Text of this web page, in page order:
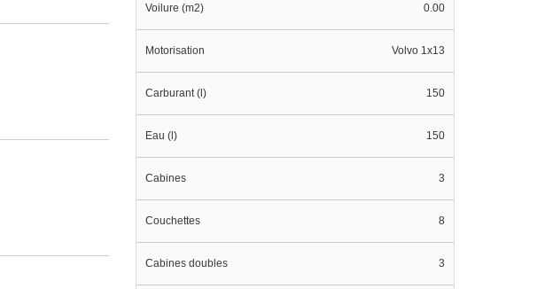
Voilure (m2) 0.00
Motorisation Volvo 1x13
Carburant (l) 150
Eau (l) 150
Cabines 3
Couchettes 8
Cabines doubles 3